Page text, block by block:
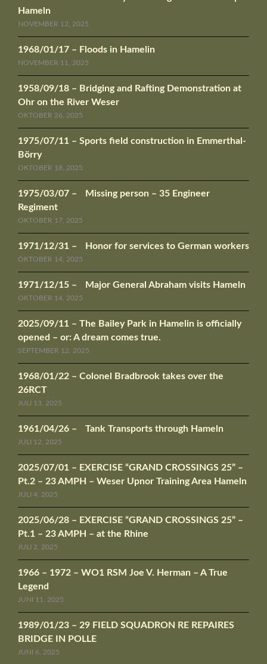
Hameln
NOVEMBER 12, 2025
1968/01/17 – Floods in Hamelin
NOVEMBER 11, 2025
1958/09/18 – Bridging and Rafting Demonstration at
Ohr on the River Weser
OKTOBER 26, 2025
1975/07/11 – Sports field construction in Emmerthal-
Börry
OKTOBER 18, 2025
1975/03/07 – Missing person – 35 Engineer
Regiment
OKTOBER 17, 2025
1971/12/31 – Honor for services to German workers
OKTOBER 14, 2025
1971/12/15 – Major General Abraham visits Hameln
OKTOBER 14, 2025
2025/09/11 – The Bailey Park in Hamelin is officially
opened – or: A dream comes true.
SEPTEMBER 12, 2025
1968/01/22 – Colonel Bradbrook takes over the
26RCT
JULI 13, 2025
1961/04/26 – Tank Transports through Hameln
JULI 12, 2025
2025/07/01 – EXERCISE “GRAND CROSSINGS 25” –
Pt.2 – 23 AMPH – Weser Upnor Training Area Hameln
JULI 4, 2025
2025/06/28 – EXERCISE “GRAND CROSSINGS 25” –
Pt.1 – 23 AMPH – at the Rhine
JULI 2, 2025
1966 – 1972 – WO1 RSM Joe V. Herman – A True
Legend
JUNI 11, 2025
1989/01/23 – 29 FIELD SQUADRON RE REPAIRES
BRIDGE IN POLLE
JUNI 6, 2025